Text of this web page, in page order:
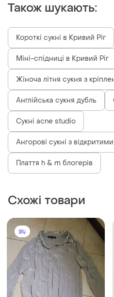
Також шукають:
Короткі сукні в Кривий Ріг
Міні-спідниці в Кривий Ріг
Жіноча літня сукня з
Англійська сукня дубль
Сукні acne studio
Ангорові сукні з
Плаття h & m блогерів
Схожі товари